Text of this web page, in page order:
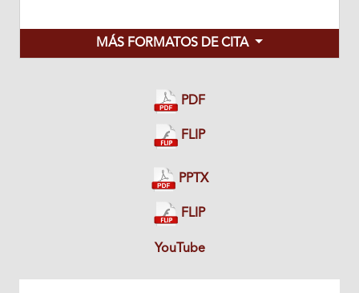
MÁS FORMATOS DE CITA
PDF
FLIP
PPTX
FLIP
YouTube